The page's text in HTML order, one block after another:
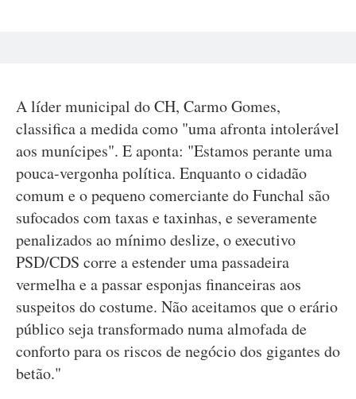
A líder municipal do CH, Carmo Gomes,
classifica a medida como "uma afronta intolerável
aos munícipes". E aponta: "Estamos perante uma
pouca-vergonha política. Enquanto o cidadão
comum e o pequeno comerciante do Funchal são
sufocados com taxas e taxinhas, e severamente
penalizados ao mínimo deslize, o executivo
PSD/CDS corre a estender uma passadeira
vermelha e a passar esponjas financeiras aos
suspeitos do costume. Não aceitamos que o erário
público seja transformado numa almofada de
conforto para os riscos de negócio dos gigantes do
betão."